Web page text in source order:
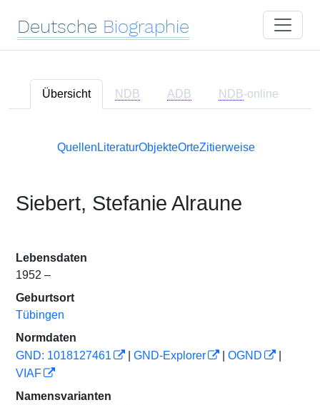
Deutsche Biographie
Übersicht NDB ADB NDB-online
Quellen LiteraturObjekteOrteZitierweise
Siebert, Stefanie Alraune
Lebensdaten
1952 –
Geburtsort
Tübingen
Normdaten
GND: 1018127461
GND-Explorer OGND
VIAF
Namensvarianten